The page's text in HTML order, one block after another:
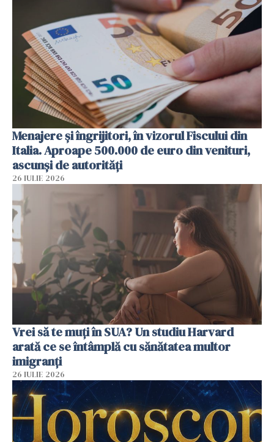
Menajere și îngrijitori, în vizorul Fiscului din
Italia. Aproape 500.000 de euro din venituri,
ascunși de autorități
26 IULIE 2026
Vrei să te muți în SUA? Un studiu Harvard
arată ce se întâmplă cu sănătatea multor
imigranți
26 IULIE 2026